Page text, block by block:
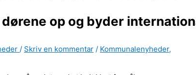
op og byder
/ Skriv en kommentar / Kommunalenyheder,